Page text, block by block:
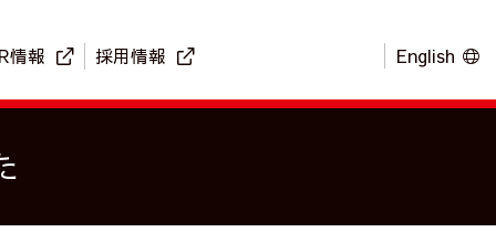
情報 採用情報 English